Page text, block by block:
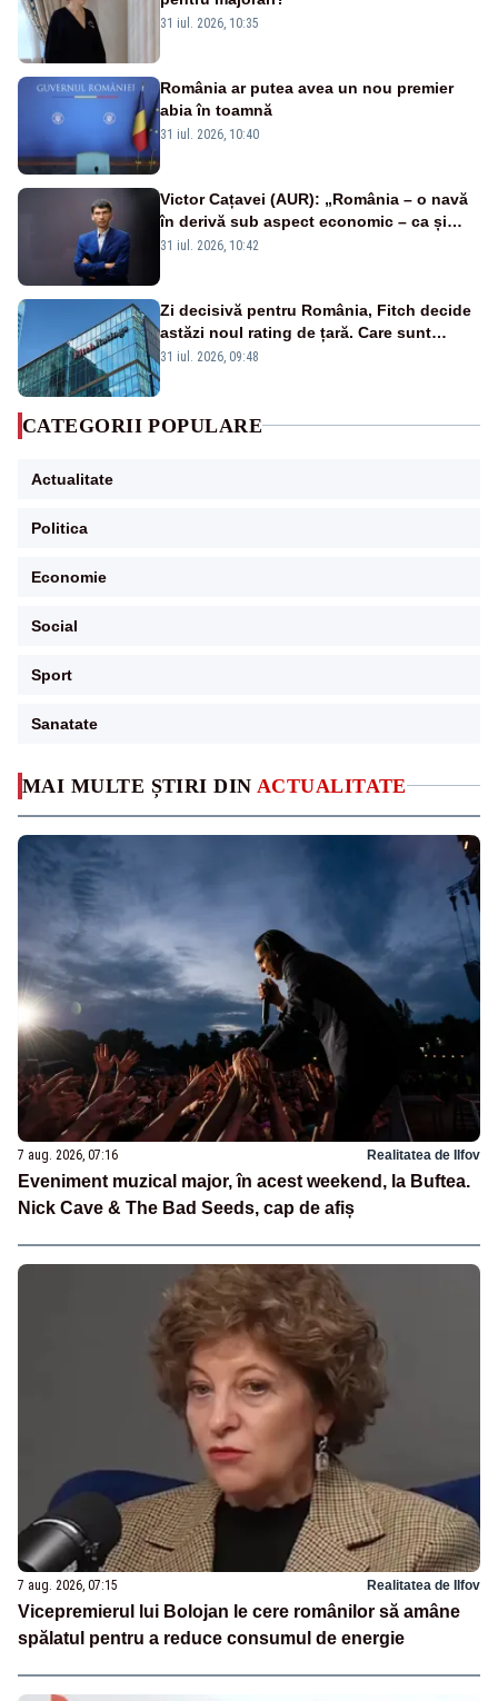
MAI MULTE ȘTIRI DIN ACTUALITATE
7 aug. 2026, 07:16 Realitatea de Ilfov
Eveniment muzical major, în acest weekend, la Buftea.
Nick Cave & The Bad Seeds, cap de afiș
7 aug. 2026, 07:15 Realitatea de Ilfov
Vicepremierul lui Bolojan le cere românilor să amâne
spălatul pentru a reduce consumul de energie
31 iul. 2026, 10:35
România ar putea avea un nou premier
abia în toamnă
31 iul. 2026, 10:40
Victor Cațavei (AUR): „România – o navă
în derivă sub aspect economic – ca și
rezultat al guvernărilor din ultimii 36 de
31 iul. 2026, 10:42
Zi decisivă pentru România, Fitch decide
astăzi noul rating de țară. Care sunt
efectele retrogradării la categoria „junk”
31 iul. 2026, 09:48
CATEGORII POPULARE
Actualitate
Politica
Economie
Social
Sport
Sanatate